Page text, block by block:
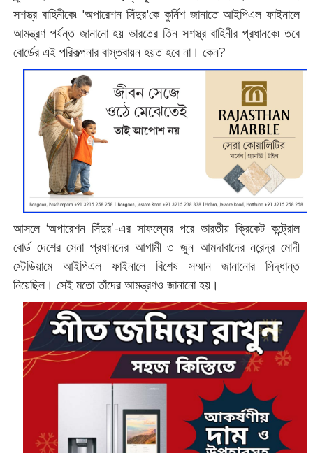
সশস্ত্র বাহিনীকে৷ 'অপারেশন সিঁদুর'কে কুর্নিশ জানাতে আইপিএল ফাইনালে
আমন্ত্রণ পর্যন্ত জানানো হয় ভারতের তিন সশস্ত্র বাহিনীর প্রধানকে৷ তবে
বোর্ডের এই পরিকল্পনার বাস্তবায়ন হয়ত হবে না। কেন?
আসলে ‘অপারেশন সিঁদুর’-এর সাফল্যের পরে ভারতীয় ক্রিকেট কন্ট্রোল
বোর্ড দেশের সেনা প্রধানদের আগামী ৩ জুন আমদাবাদের নরেন্দ্র মোদী
স্টেডিয়ামে আইপিএল ফাইনালে বিশেষ সম্মান জানানোর সিদ্ধান্ত
নিয়েছিল। সেই মতো তাঁদের আমন্ত্রণও জানানো হয়।